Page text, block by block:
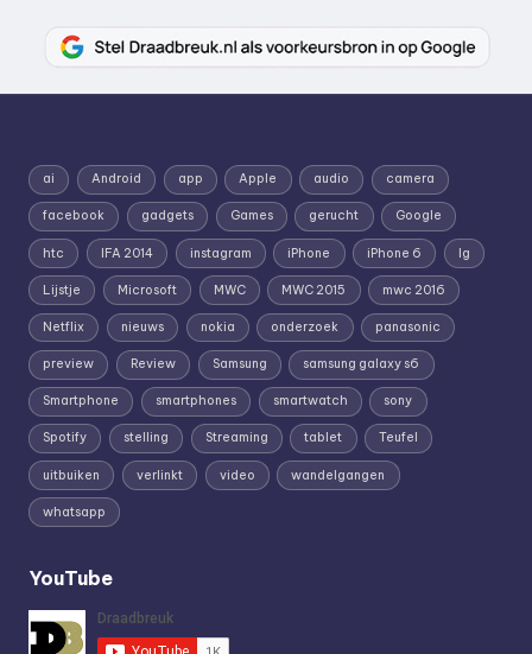
ai Android app Apple audio camera
facebook gadgets Games gerucht Google
htc IFA 2014 instagram iPhone iPhone 6 lg
Lijstje Microsoft MWC MWC 2015 mwc 2016
Netflix nieuws nokia onderzoek panasonic
preview Review Samsung samsung galaxy s6
Smartphone smartphones smartwatch sony
Spotify stelling Streaming tablet Teufel
uitbuiken verlinkt video wandelgangen
whatsapp
YouTube